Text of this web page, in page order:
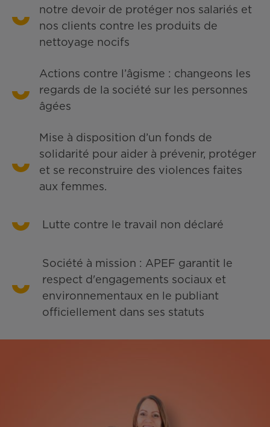
notre devoir de protéger nos salariés et
nos clients contre les produits de
nettoyage nocifs
Actions contre l’âgisme : changeons les
regards de la société sur les personnes
âgées
Mise à disposition d’un fonds de
solidarité pour aider à prévenir, protéger
et se reconstruire des violences faites
aux femmes.
Lutte contre le travail non déclaré
Société à mission : APEF garantit le
respect d'engagements sociaux et
environnementaux en le publiant
officiellement dans ses statuts